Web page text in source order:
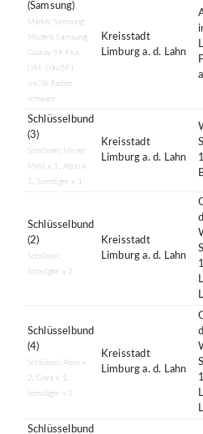
(Samsung)
Marke: Samsung
Modell: Samsung
Galaxy S9 Plus
(SM-G965F)
64GB Farbe:
schwarz
Kreisstadt
Limburg a. d. Lahn
Schlüsselbund
(3)
Schlüssel: Mister
Minit x 1, Abus x
1, Sonstiger x 1
Kreisstadt
Limburg a. d. Lahn
Schlüsselbund
(2)
Schlüssel:
Sonstiger x 2
Kreisstadt
Limburg a. d. Lahn
Schlüsselbund
(4)
Schlüssel: Abus x
2, Gera x 1,
Sonstiger x 1
Kreisstadt
Limburg a. d. Lahn
Schlüsselbund